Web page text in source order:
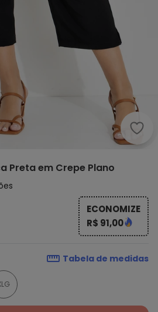
Preta em Crepe Plano
ECONOMIZE
R$ 91,00
Tabela de medidas